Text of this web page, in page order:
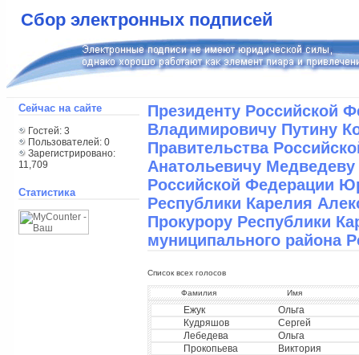
Сбор электронных подписей
Сейчас на сайте
Гостей: 3
Пользователей: 0
Зарегистрировано:
11,709
Статистика
Президенту Российской
Владимировичу Путину
Правительства
Анатольевичу
Российской Федерации
Республики Карелия
Прокурору Республики
муниципального района
Список всех голосов
Фамилия Имя
Ежук
Ольга
Кудряшов
Сергей
Лебедева
Ольга
Прокопьева
Виктория